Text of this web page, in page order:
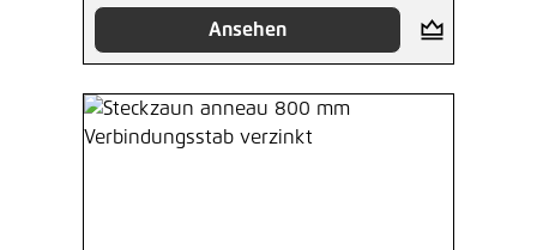
Ansehen